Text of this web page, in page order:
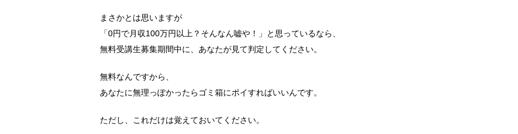
まさかとは思いますが
「0円で月収100万円以上？そんなん嘘や！」と思っているなら、
無料受講生募集期間中に、あなたが見て判定してください。
無料なんですから、
あなたに無理っぽかったらゴミ箱にポイすればいいんです。
ただし、これだけは覚えておいてください。